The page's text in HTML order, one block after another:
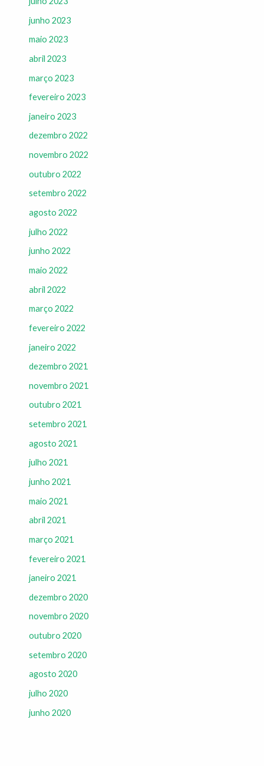
junho 2023
maio 2023
abril 2023
março 2023
fevereiro 2023
janeiro 2023
dezembro 2022
novembro 2022
outubro 2022
setembro 2022
agosto 2022
julho 2022
junho 2022
maio 2022
abril 2022
março 2022
fevereiro 2022
janeiro 2022
dezembro 2021
novembro 2021
outubro 2021
setembro 2021
agosto 2021
julho 2021
junho 2021
maio 2021
abril 2021
março 2021
fevereiro 2021
janeiro 2021
dezembro 2020
novembro 2020
outubro 2020
setembro 2020
agosto 2020
julho 2020
junho 2020